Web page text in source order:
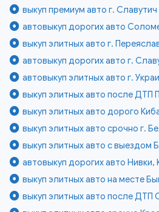
выкуп премиум авто г. Славутич
автовыкуп дорогих авто
выкуп элитных авто г.
автовыкуп дорогих авто г.
автовыкуп элитных авто г.
выкуп элитных авто после ДТП
выкуп элитных авто дорого
выкуп элитных авто срочно г.
выкуп элитных авто с выездом
автовыкуп дорогих авто Нивки,
выкуп элитных авто на месте
выкуп элитных авто после ДТП